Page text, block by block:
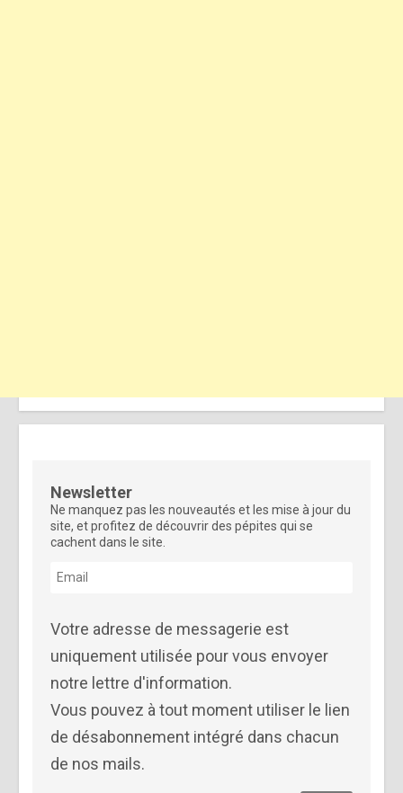
Newsletter
Ne manquez pas les nouveautés et les mise à jour du
site, et profitez de découvrir des pépites qui se
cachent dans le site.
Votre adresse de messagerie est
uniquement utilisée pour vous envoyer
notre lettre d'information.
Vous pouvez à tout moment utiliser le lien
de désabonnement intégré dans chacun
de nos mails.